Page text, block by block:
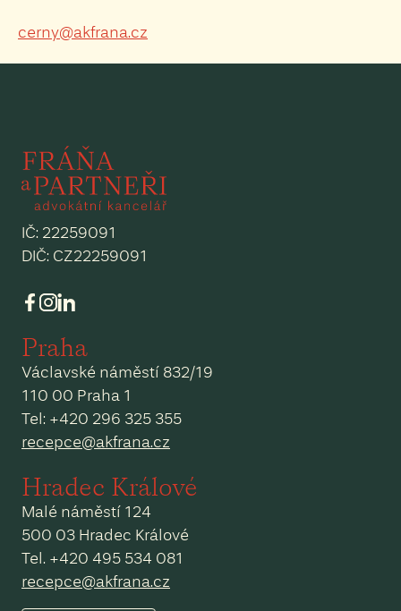
cerny@akfrana.cz
IČ: 22259091
DIČ: CZ22259091
Praha
Václavské náměstí 832/19
110 00 Praha 1
Tel: +420 296 325 355
recepce@akfrana.cz
Hradec Králové
Malé náměstí 124
500 03 Hradec Králové
Tel. +420 495 534 081
recepce@akfrana.cz